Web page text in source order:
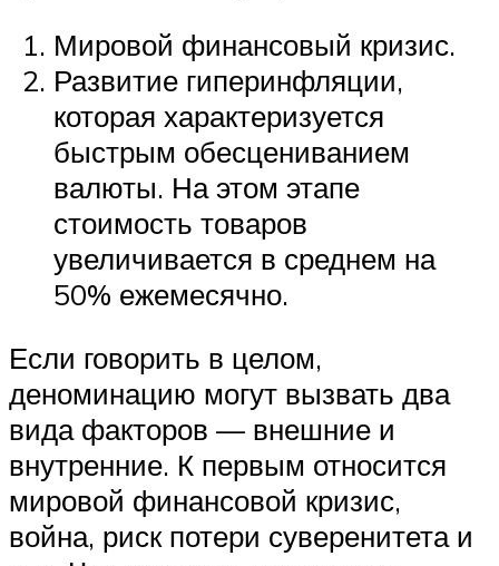
Мировой финансовый кризис.
Развитие гиперинфляции,
которая характеризуется
быстрым обесцениванием
валюты. На этом этапе
стоимость товаров
увеличивается в среднем на
50% ежемесячно.
Если говорить в целом,
деноминацию могут вызвать два
вида факторов — внешние и
внутренние. К первым относится
мировой финансовой кризис,
война, риск потери суверенитета и